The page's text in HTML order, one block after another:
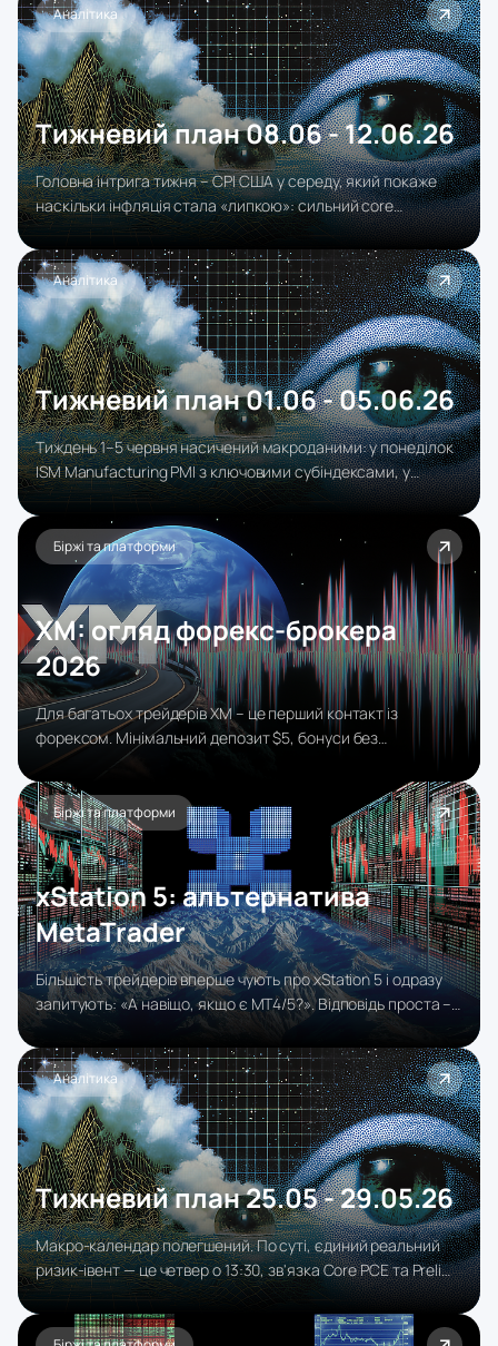
лояльності), Tickmill робить ставку на основне: швидке
виконання ордерів, конкурентні спреди, без зайвих комісій
за бездіяльність або виведення коштів.
Аналітика
Тижневий план 08.06 - 12.06.26
Головна інтрига тижня – CPI США у середу, який покаже
наскільки інфляція стала «липкою»: сильний core
підтримає долар і ставки, а слабший дасть коротке
полегшення для ризикових активів.
Аналітика
Тижневий план 01.06 - 05.06.26
Тиждень 1–5 червня насичений макроданими: у понеділок
ISM Manufacturing PMI з ключовими субіндексами, у
середу ADP та ISM Services PMI як головні орієнтири перед
NFP, два виступи голови BoE Бейлі по фунту, а фінальна
інтрига — п’ятничний блок ринку праці США (зарплати,
NFP, безробіття), який визначить тон ФРС і рух долара.
Біржі та платформи
XM: огляд форекс‑брокера
2026
Для багатьох трейдерів XM – це перший контакт із
форексом. Мінімальний депозит $5, бонуси без
поповнення, проста реєстрація, MT4/MT5 і навчальні
матеріали 30 мовами зробили брокера одним із
наймасовіших у світі.
Біржі та платформи
xStation 5: альтернатива
MetaTrader
Більшість трейдерів вперше чують про xStation 5 і одразу
запитують: «А навіщо, якщо є MT4/5?». Відповідь проста –
це як порівнювати iPhone з кнопковим телефоном 2008
року. Обидва дзвонять, але досвід принципово інший.
Аналітика
Тижневий план 25.05 - 29.05.26
Макро-календар полегшений. По суті, єдиний реальний
ризик-івент — це четвер о 13:30, зв'язка Core PCE та Prelim
GDP. Цього вистачить на один повноцінний рух долара та
одну реакцію акцій і облігацій. П'ятничний Бейлі важливий